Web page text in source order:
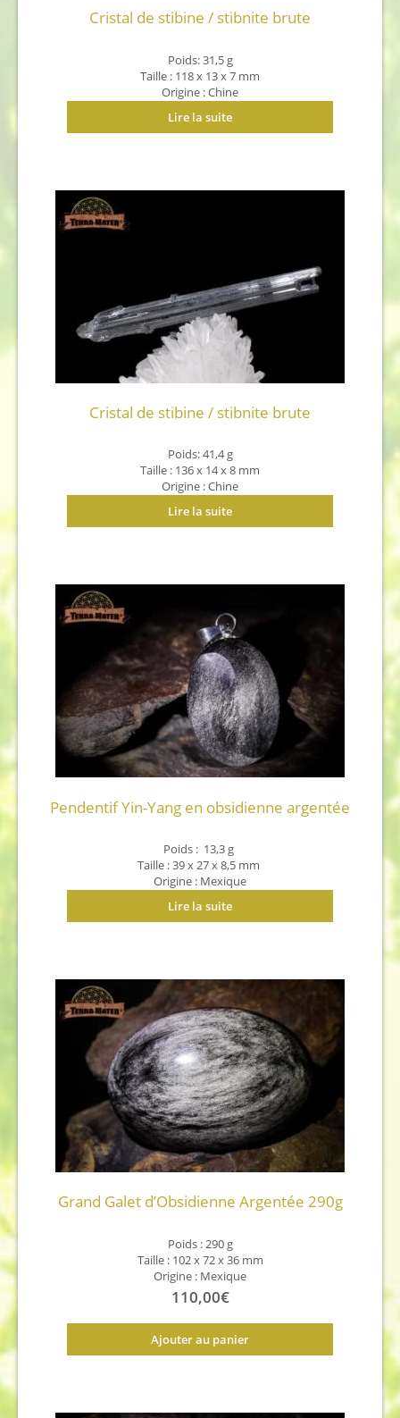
Cristal de stibine / stibnite brute
Poids: 31,5 g
Taille : 118 x 13 x 7 mm
Origine : Chine
Lire la suite
Cristal de stibine / stibnite brute
Poids: 41,4 g
Taille : 136 x 14 x 8 mm
Origine : Chine
Lire la suite
Pendentif Yin-Yang en obsidienne argentée
Poids : 13,3 g
Taille :39 x 27 x 8,5 mm
Origine : Mexique
Lire la suite
Grand Galet d’Obsidienne Argentée 290g
Poids :290 g
Taille :102 x 72 x 36 mm
Origine : Mexique
110,00€
Ajouter au panier